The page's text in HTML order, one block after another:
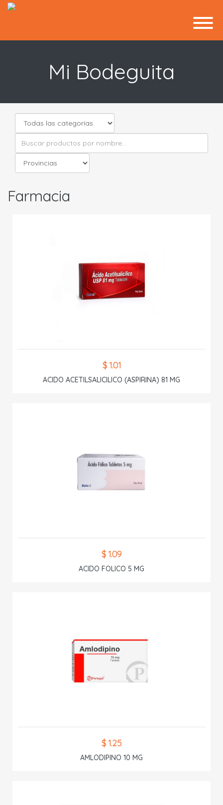
Mi Bodeguita
Farmacia
$ 1.01
ACIDO ACETILSALICILICO (ASPIRINA) 81 MG
$ 1.09
ACIDO FOLICO 5 MG
$ 1.25
AMLODIPINO 10 MG